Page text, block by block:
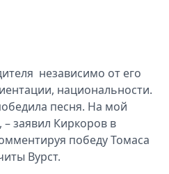
независимо от его
национальности.
песня. На мой
– заявил Киркоров в
победу Томаса
Вурст.